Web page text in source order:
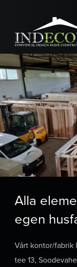
Alla
egen
Vårt kontor/fabrik
tee 13,